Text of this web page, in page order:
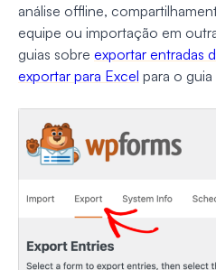
análise offline,
equipe ou importação em
guias sobre exportar entradas
exportar para Excel para o